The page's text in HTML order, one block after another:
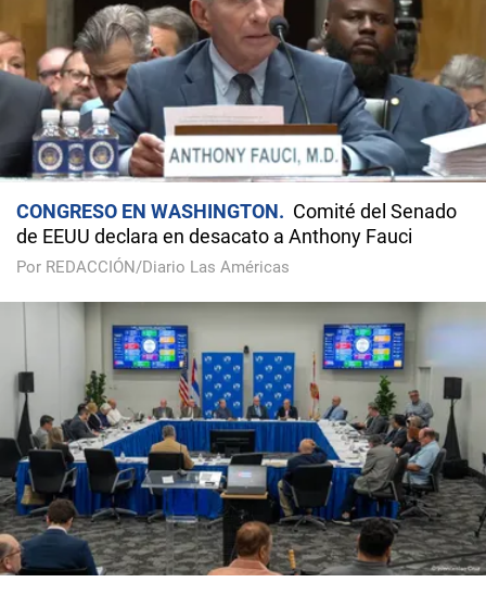
CONGRESO EN WASHINGTON
Comité del Senado
de EEUU declara en desacato a Anthony Fauci
Por REDACCIÓN/Diario Las Américas